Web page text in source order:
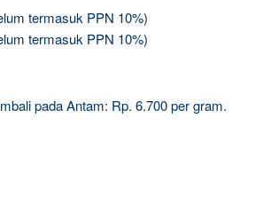
termasuk PPN 10%)
termasuk PPN 10%)
pada Antam: Rp. 6.700 per gram.